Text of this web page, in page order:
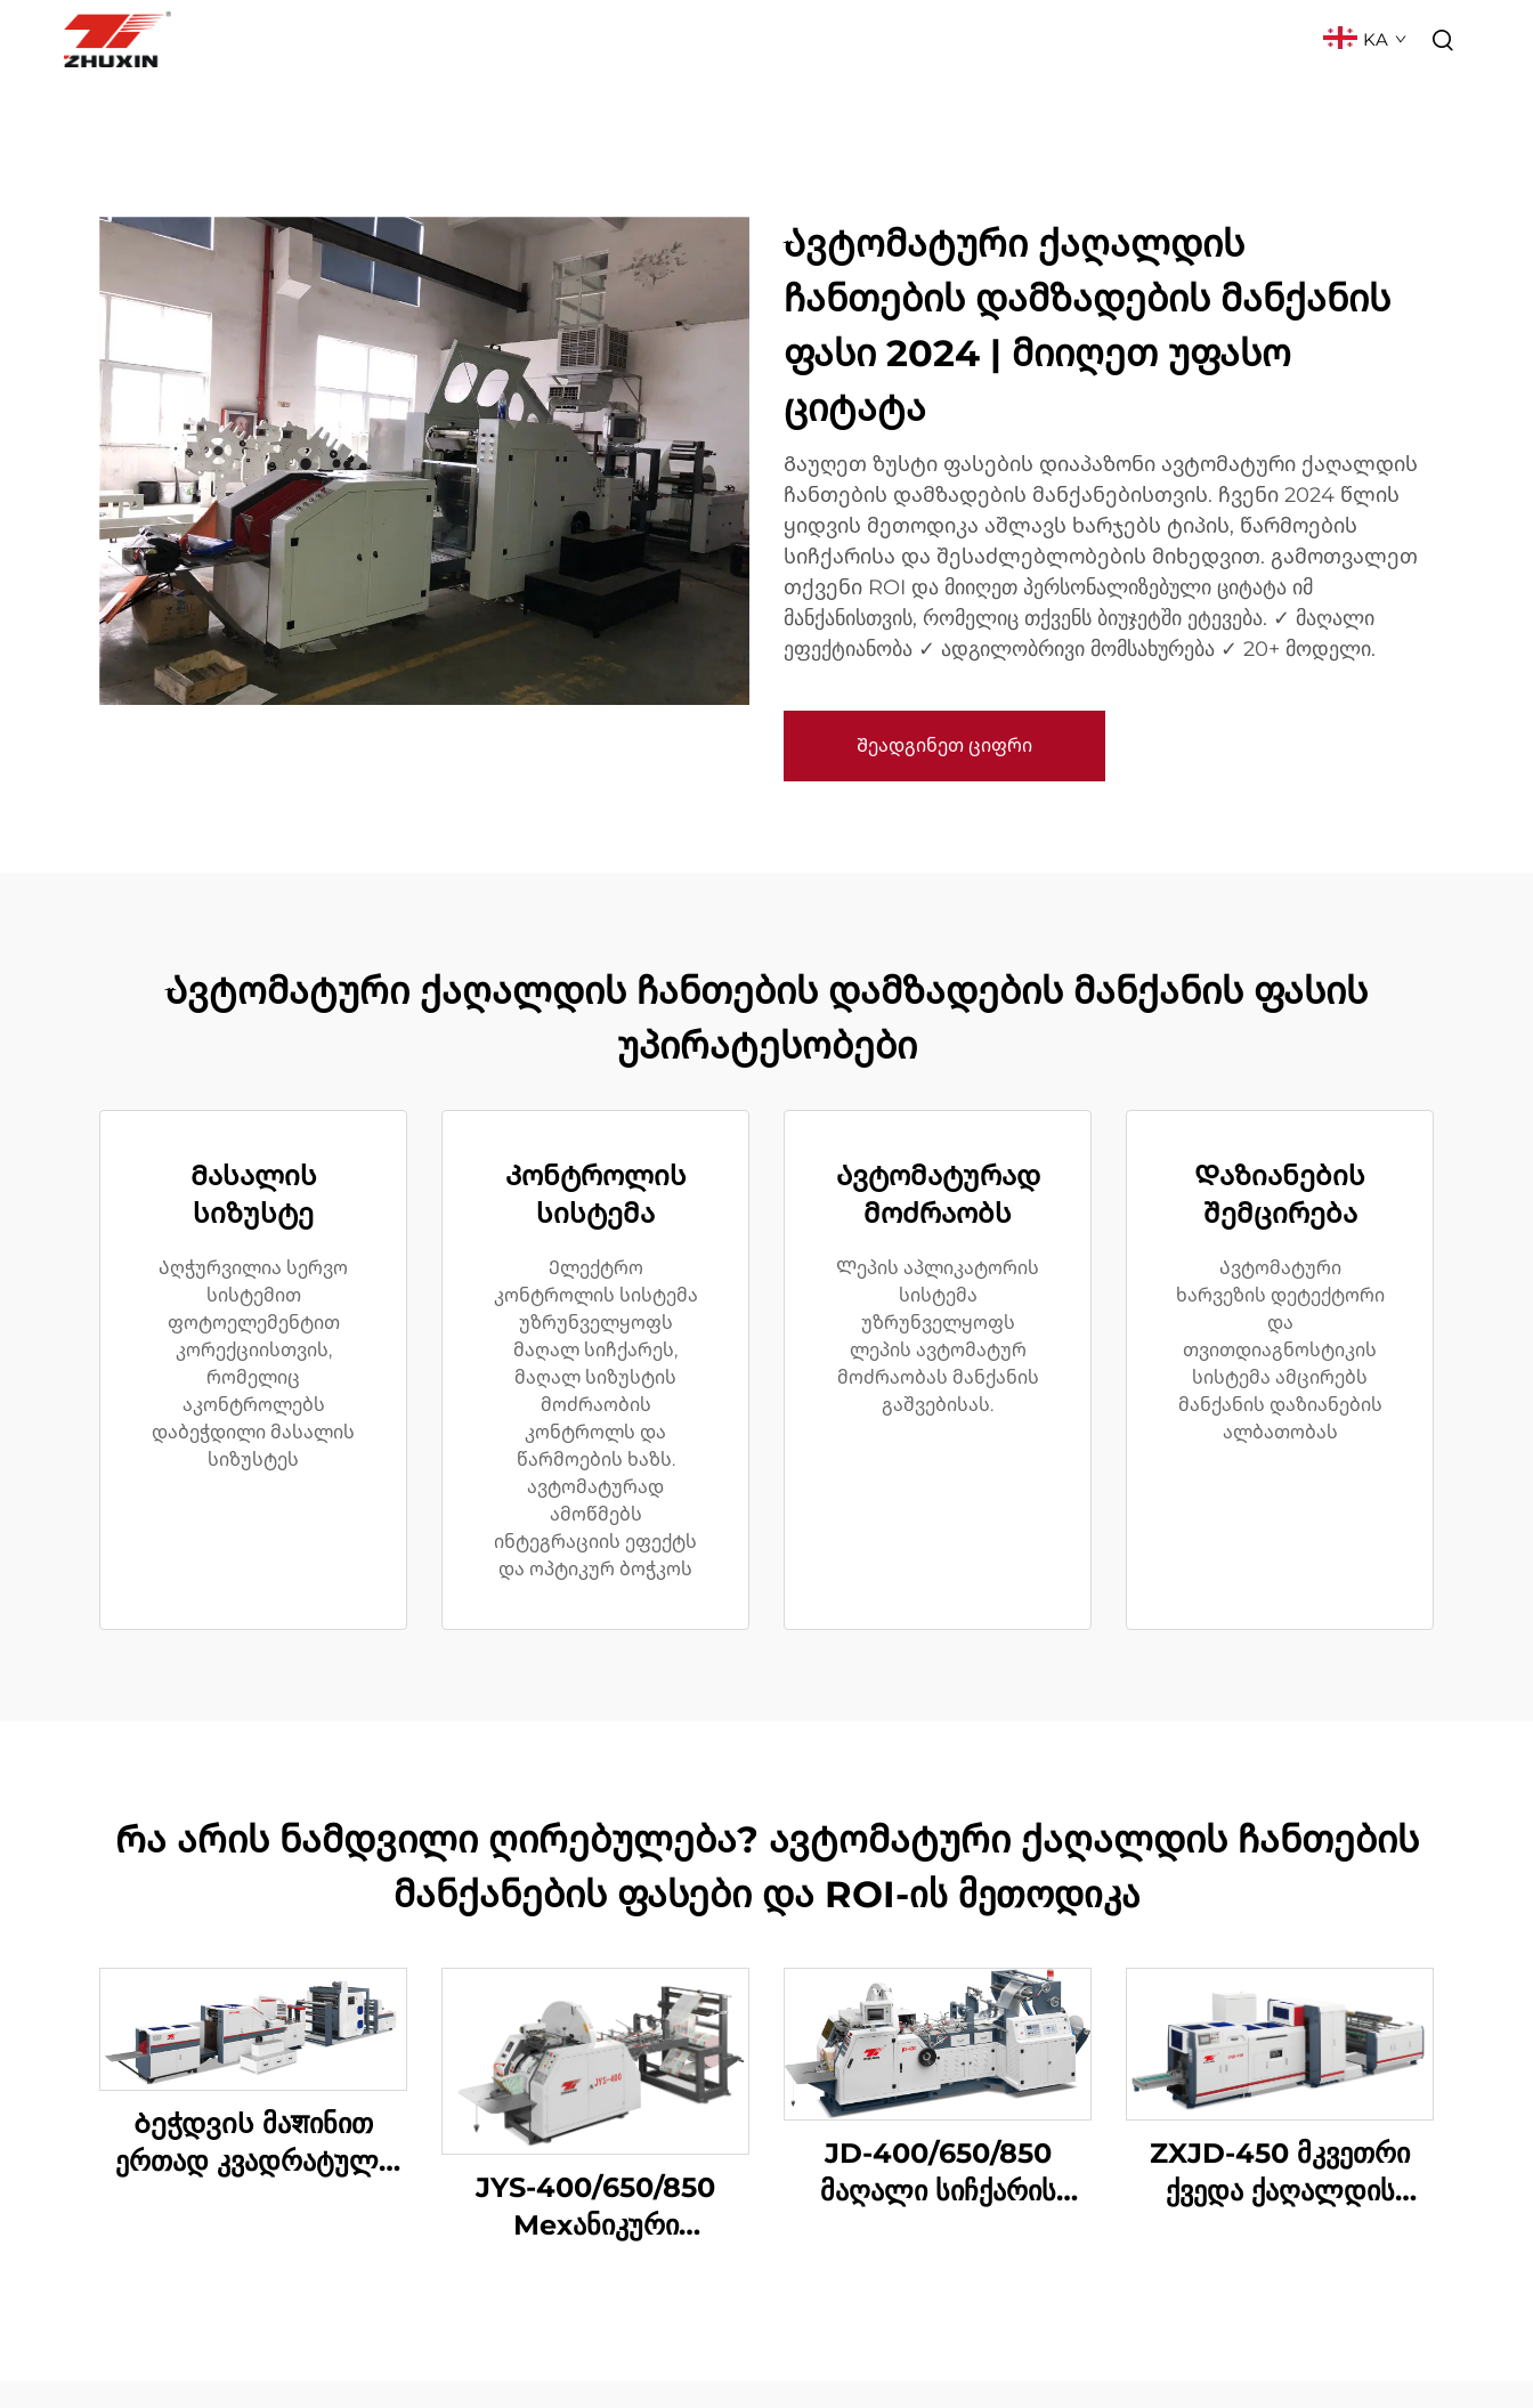
KA
Ავტომატური ქაღალდის
ჩანთების დამზადების მანქანის
ფასი 2024 | მიიღეთ უფასო
ციტატა
Გაუღეთ ზუსტი ფასების დიაპაზონი ავტომატური ქაღალდის
ჩანთების დამზადების მანქანებისთვის. ჩვენი 2024 წლის
ყიდვის მეთოდიკა აშლავს ხარჯებს ტიპის, წარმოების
სიჩქარისა და შესაძლებლობების მიხედვით. გამოთვალეთ
თქვენი ROI და მიიღეთ პერსონალიზებული ციტატა იმ
მანქანისთვის, რომელიც თქვენს ბიუჯეტში ეტევება. ✓ მაღალი
ეფექტიანობა ✓ ადგილობრივი მომსახურება ✓ 20+ მოდელი.
Შეადგინეთ ციფრი
Ავტომატური ქაღალდის ჩანთების დამზადების მანქანის ფასის
უპირატესობები
Მასალის
სიზუსტე
Აღჭურვილია სერვო
სისტემით
ფოტოელემენტით
კორექციისთვის,
რომელიც
აკონტროლებს
დაბეჭდილი მასალის
სიზუსტეს
Კონტროლის
სისტემა
Ელექტრო
კონტროლის სისტემა
უზრუნველყოფს
მაღალ სიჩქარეს,
მაღალ სიზუსტის
მოძრაობის
კონტროლს და
წარმოების ხაზს.
ავტომატურად
ამოწმებს
ინტეგრაციის ეფექტს
და ოპტიკურ ბოჭკოს
Ავტომატურად
მოძრაობს
Ლეპის აპლიკატორის
სისტემა
უზრუნველყოფს
ლეპის ავტომატურ
მოძრაობას მანქანის
გაშვებისას.
Დაზიანების
შემცირება
Ავტომატური
ხარვეზის დეტექტორი
და
თვითდიაგნოსტიკის
სისტემა ამცირებს
მანქანის დაზიანების
ალბათობას
Რა არის ნამდვილი ღირებულება? ავტომატური ქაღალდის ჩანთების
მანქანების ფასები და ROI-ის მეთოდიკა
Ბეჭდვის მაशინით
ერთად კვადრატული
JYS-400/650/850
Мехანიკური
JD-400/650/850
მაღალი სიჩქარის
ZXJD-450 მკვეთრი
ქვედა ქაღალდის